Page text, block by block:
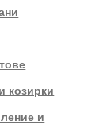
козирки
и